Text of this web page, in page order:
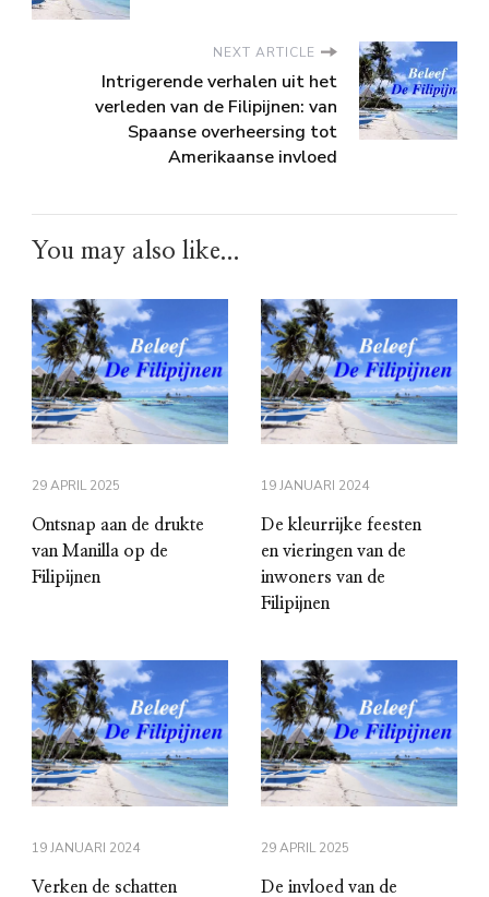
NEXT ARTICLE
Intrigerende verhalen uit het
verleden van de Filipijnen: van
Spaanse overheersing tot
Amerikaanse invloed
You may also like...
29 APRIL 2025
Ontsnap aan de drukte
van Manilla op de
Filipijnen
19 JANUARI 2024
De kleurrijke feesten
en vieringen van de
inwoners van de
Filipijnen
19 JANUARI 2024
Verken de schatten
29 APRIL 2025
De invloed van de